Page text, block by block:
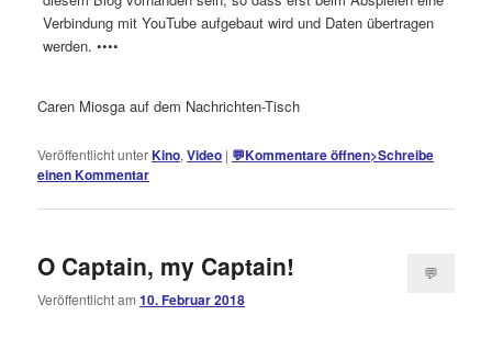
Verbindung mit YouTube aufgebaut wird und Daten übertragen
werden. ••••
Caren Miosga auf dem Nachrichten-Tisch
Veröffentlicht unterKino,Video | 💬Kommentare öffnen>Schreibe
einen Kommentar
O Captain, my Captain!
Veröffentlicht am10. Februar 2018
💬